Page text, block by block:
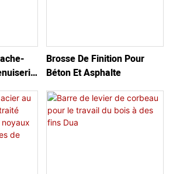
De
Brosse De Finition Pour
Béton Et Asphalte